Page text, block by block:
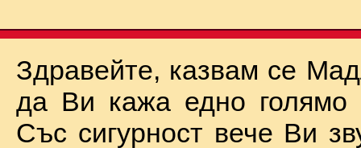
Здравейте, казвам се
да Ви кажа едно голямо
Със сигурност вече Ви